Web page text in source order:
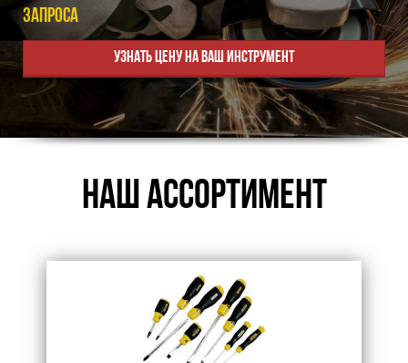
запроса
Узнать цену на ваш инструмент
Нашассортимент